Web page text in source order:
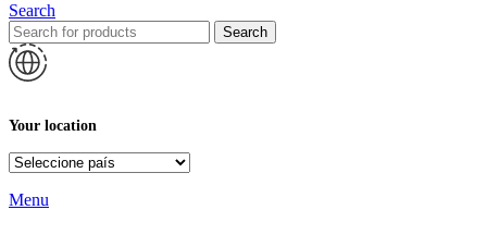
Search
Search
Your location
Menu